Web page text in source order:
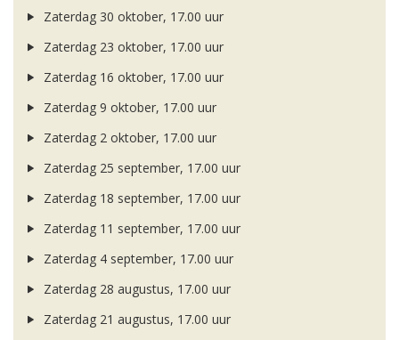
Zaterdag 30 oktober, 17.00 uur
Zaterdag 23 oktober, 17.00 uur
Zaterdag 16 oktober, 17.00 uur
Zaterdag 9 oktober, 17.00 uur
Zaterdag 2 oktober, 17.00 uur
Zaterdag 25 september, 17.00 uur
Zaterdag 18 september, 17.00 uur
Zaterdag 11 september, 17.00 uur
Zaterdag 4 september, 17.00 uur
Zaterdag 28 augustus, 17.00 uur
Zaterdag 21 augustus, 17.00 uur